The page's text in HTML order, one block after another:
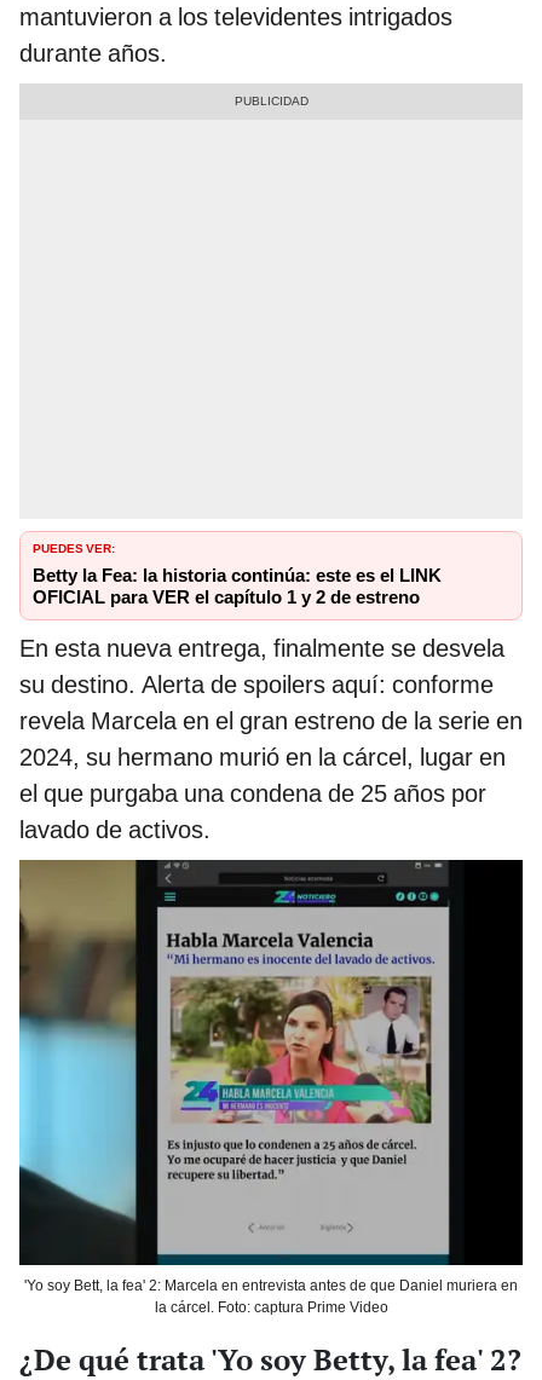
mantuvieron a los televidentes intrigados
durante años.
PUEDES VER:
Betty la Fea: la historia continúa: este es el LINK
OFICIAL para VER el capítulo 1 y 2 de estreno
En esta nueva entrega, finalmente se desvela
su destino. Alerta de spoilers aquí: conforme
revela Marcela en el gran estreno de la serie en
2024, su hermano murió en la cárcel, lugar en
el que purgaba una condena de 25 años por
lavado de activos.
'Yo soy Bett, la fea' 2: Marcela en entrevista antes de que Daniel muriera en
la cárcel. Foto: captura Prime Video
¿De qué trata 'Yo soy Betty, la fea' 2?